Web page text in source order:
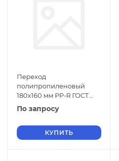
Переход
полипропиленовый
180х160 мм PP-R ГОСТ
32415-2013
По запросу
КУПИТЬ